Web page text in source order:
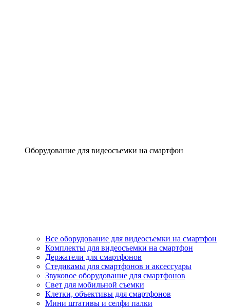
Оборудование для видеосъемки на смартфон
Все оборудование для видеосъемки на смартфон
Комплекты для видеосъемки на смартфон
Держатели для смартфонов
Стедикамы для смартфонов и аксессуары
Звуковое оборудование для смартфонов
Свет для мобильной съемки
Клетки, объективы для смартфонов
Мини штативы и селфи палки